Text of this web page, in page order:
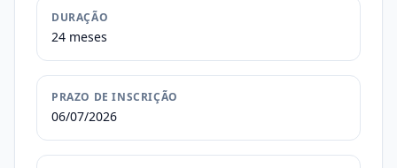
DURAÇÃO
24 meses
PRAZO DE INSCRIÇÃO
06/07/2026